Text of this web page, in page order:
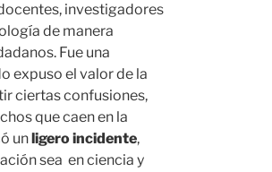
investigadores
de manera
Fue una
expuso el valor de la
ciertas confusiones,
que caen en la
un ligeroincidente,
sea en ciencia y